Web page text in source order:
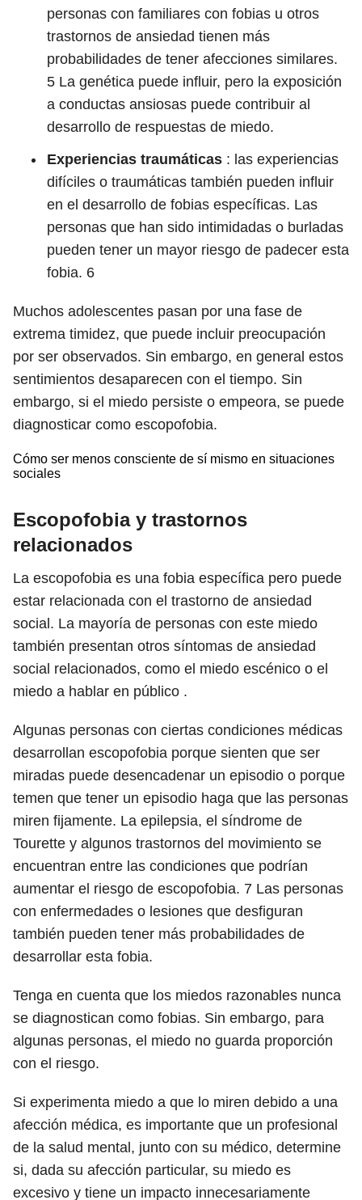
personas con familiares con fobias u otros
trastornos de ansiedad tienen más
probabilidades de tener afecciones similares.
5 La genética puede influir, pero la exposición
a conductas ansiosas puede contribuir al
desarrollo de respuestas de miedo.
Experiencias traumáticas : las experiencias
difíciles o traumáticas también pueden influir
en el desarrollo de fobias específicas. Las
personas que han sido intimidadas o burladas
pueden tener un mayor riesgo de padecer esta
fobia. 6
Muchos adolescentes pasan por una fase de
extrema timidez, que puede incluir preocupación
por ser observados. Sin embargo, en general estos
sentimientos desaparecen con el tiempo. Sin
embargo, si el miedo persiste o empeora, se puede
diagnosticar como escopofobia.
Cómo ser menos consciente de sí mismo en situaciones
sociales
Escopofobia y trastornos
relacionados
La escopofobia es una fobia específica pero puede
estar relacionada con el trastorno de ansiedad
social. La mayoría de personas con este miedo
también presentan otros síntomas de ansiedad
social relacionados, como el miedo escénico o el
miedo a hablar en público .
Algunas personas con ciertas condiciones médicas
desarrollan escopofobia porque sienten que ser
miradas puede desencadenar un episodio o porque
temen que tener un episodio haga que las personas
miren fijamente. La epilepsia, el síndrome de
Tourette y algunos trastornos del movimiento se
encuentran entre las condiciones que podrían
aumentar el riesgo de escopofobia. 7 Las personas
con enfermedades o lesiones que desfiguran
también pueden tener más probabilidades de
desarrollar esta fobia.
Tenga en cuenta que los miedos razonables nunca
se diagnostican como fobias. Sin embargo, para
algunas personas, el miedo no guarda proporción
con el riesgo.
Si experimenta miedo a que lo miren debido a una
afección médica, es importante que un profesional
de la salud mental, junto con su médico, determine
si, dada su afección particular, su miedo es
excesivo y tiene un impacto innecesariamente